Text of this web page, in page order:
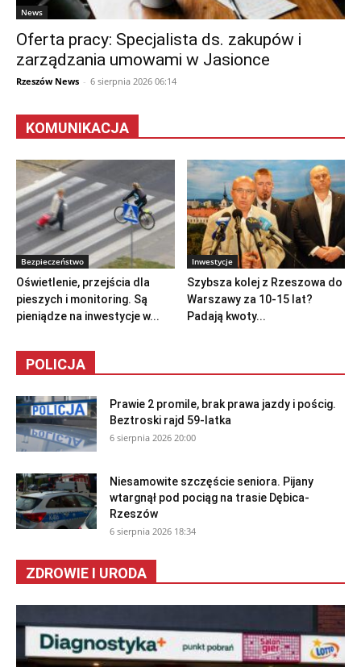
News
Oferta pracy: Specjalista ds. zakupów i
zarządzania umowami w Jasionce
Rzeszów News - 6 sierpnia 2026 06:14
KOMUNIKACJA
Bezpieczeństwo
Oświetlenie, przejścia dla
pieszych i monitoring. Są
pieniądze na inwestycje w...
Inwestycje
Szybsza kolej z Rzeszowa do
Warszawy za 10-15 lat?
Padają kwoty...
POLICJA
Prawie 2 promile, brak prawa jazdy i pościg.
Beztroski rajd 59-latka
6 sierpnia 2026 20:00
Niesamowite szczęście seniora. Pijany
wtargnął pod pociąg na trasie Dębica-
Rzeszów
6 sierpnia 2026 18:34
ZDROWIE I URODA